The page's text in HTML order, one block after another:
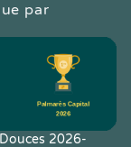
par
2026-